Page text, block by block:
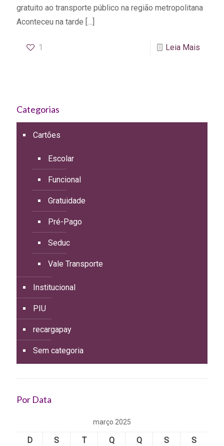
gratuito ao transporte público na região metropolitana
Aconteceu na tarde […]
1 Leia Mais
Categorias
Cartões
Escolar
Funcional
Gratuidade
Pré-Pago
Seduc
Vale Transporte
Institucional
PIU
recargapay
Sem categoria
Por Data
março 2025
D S T Q Q S
S